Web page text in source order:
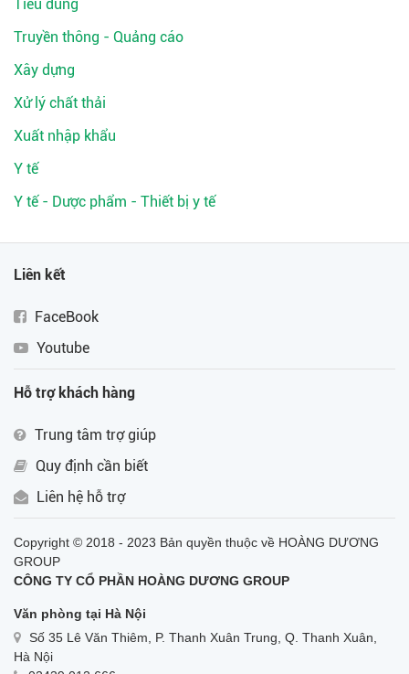
Tiêu dùng
Truyền thông - Quảng cáo
Xây dựng
Xử lý chất thải
Xuất nhập khẩu
Y tế
Y tế - Dược phẩm - Thiết bị y tế
Liên kết
FaceBook
Youtube
Hỗ trợ khách hàng
Trung tâm trợ giúp
Quy định cần biết
Liên hệ hỗ trợ
Copyright © 2018 - 2023 Bản quyền thuộc về HOÀNG DƯƠNG
GROUP
CÔNG TY CỔ PHẦN HOÀNG DƯƠNG GROUP
Văn phòng tại Hà Nội
Số 35 Lê Văn Thiêm, P. Thanh Xuân Trung, Q. Thanh Xuân,
Hà Nội